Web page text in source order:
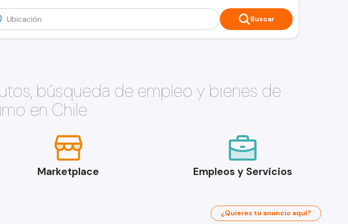
Buscar
búsqueda de empleo y bienes de
en Chile
Marketplace Empleos y Servicios
¿Quieres tu anuncio aquí?